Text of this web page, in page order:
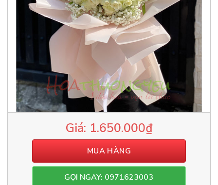
1.650.000₫
MUA HÀNG
GỌI NGAY: 0971623003